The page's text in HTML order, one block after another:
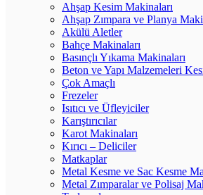
Ahşap Kesim Makinaları
Ahşap Zımpara ve Planya
Akülü Aletler
Bahçe Makinaları
Basınçlı Yıkama Makinaları
Beton ve Yapı Malzemeleri
Çok Amaçlı
Frezeler
Isıtıcı ve Üfleyiciler
Karıştırıcılar
Karot Makinaları
Kırıcı – Deliciler
Matkaplar
Metal Kesme ve Sac Kesme
Metal Zımparalar ve Polisaj